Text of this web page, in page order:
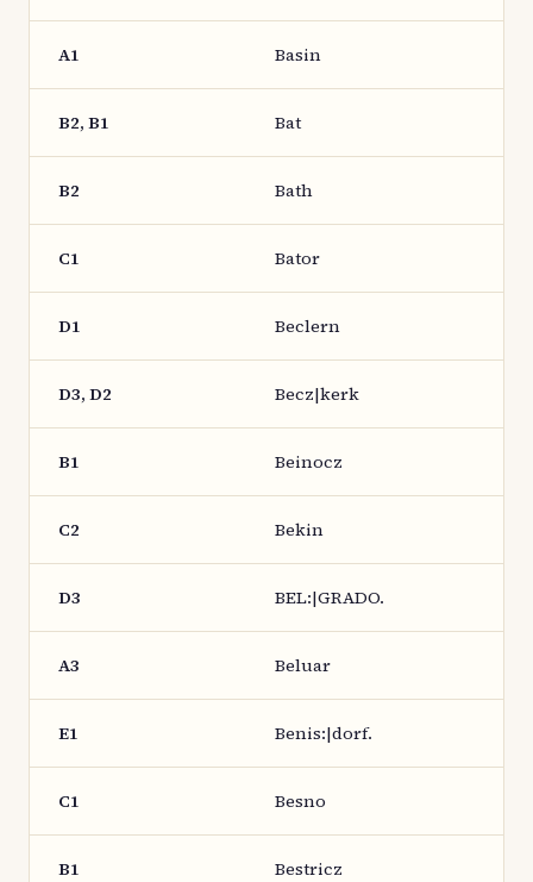
A1 Basin
B2, B1 Bat
B2 Bath
C1 Bator
D1 Beclern
D3, D2 Becz|kerk
B1 Beinocz
C2 Bekin
D3 BEL:|GRADO.
A3 Beluar
E1 Benis:|dorf.
C1 Besno
B1 Bestricz